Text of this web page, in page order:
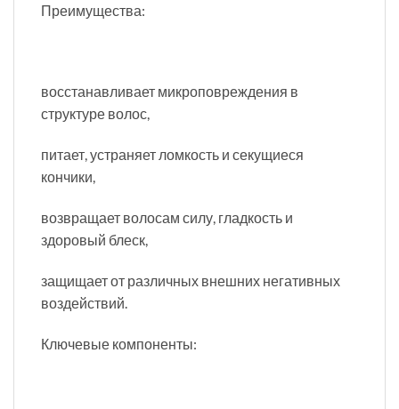
Преимущества:
восстанавливает микроповреждения в
структуре волос,
питает, устраняет ломкость и секущиеся
кончики,
возвращает волосам силу, гладкость и
здоровый блеск,
защищает от различных внешних негативных
воздействий.
Ключевые компоненты: